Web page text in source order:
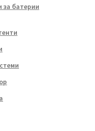
за батерии